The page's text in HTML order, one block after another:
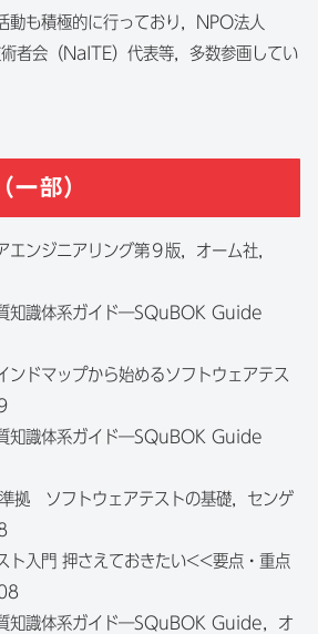
動も積極的に行っており，NPO法人
者会（NaITE）代表等，多数参画してい
一部）
ンジニアリング第９版，オーム社，
知識体系ガイド―SQuBOK Guide
ンドマップから始めるソフトウェアテス
知識体系ガイド―SQuBOK Guide
拠 ソフトウェアテストの基礎，センゲ
ト入門 押さえておきたい<<要点・重点
知識体系ガイド―SQuBOK Guide，オ